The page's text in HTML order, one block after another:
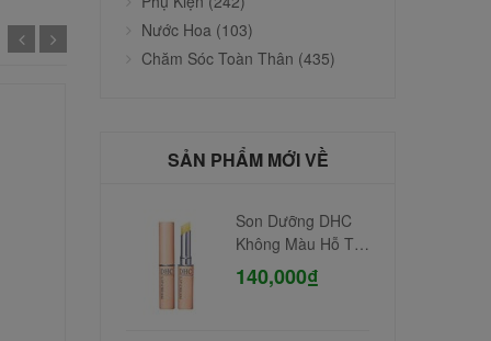
Nước Hoa (103)
Chăm Sóc Toàn Thân (435)
SẢN PHẨM MỚI VỀ
Son Dưỡng DHC
Không Màu Hỗ Trợ
Giảm Thâm Môi
140,000₫